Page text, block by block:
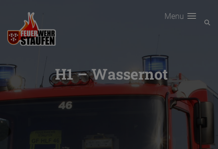
Menu
H1 – Wassernot